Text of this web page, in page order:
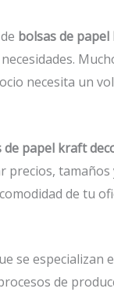
bolsas de
necesita un
de papel kraft
de tu
se especializan
de